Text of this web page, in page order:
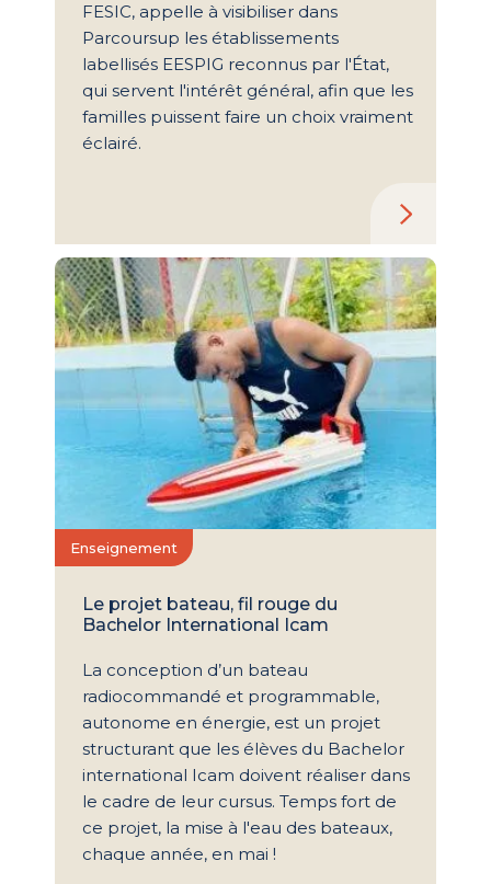
FESIC, appelle à visibiliser dans
Parcoursup les établissements
labellisés EESPIG reconnus par l'État,
qui servent l'intérêt général, afin que les
familles puissent faire un choix vraiment
éclairé.
Enseignement
Le projet bateau, fil rouge du
Bachelor International Icam
La conception d’un bateau
radiocommandé et programmable,
autonome en énergie, est un projet
structurant que les élèves du Bachelor
international Icam doivent réaliser dans
le cadre de leur cursus. Temps fort de
ce projet, la mise à l'eau des bateaux,
chaque année, en mai !